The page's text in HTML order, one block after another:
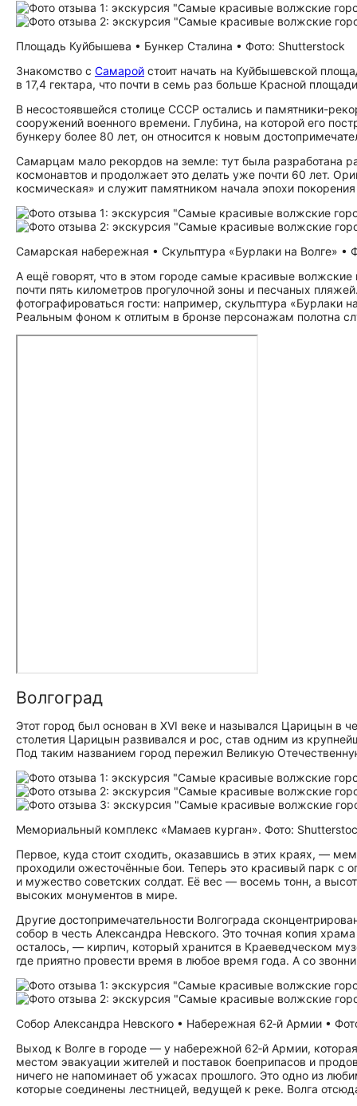
Площадь Куйбышева • Бункер Сталина • Фото: Shutterstock
Знакомство с Самарой стоит начать на Куйбышевской
в 17,4 гектара, что почти в семь раз больше Красной
В несостоявшейся столице СССР остались и памятники-
сооружений военного времени. Глубина, на которой его
бункеру более 80 лет, он относится к новым
Самарцам мало рекордов на земле: тут была разработана
космонавтов и продолжает это делать уже почти 60 лет.
космическая» и служит памятником начала эпохи
Самарская набережная • Скульптура «Бурлаки на Волге» •
А ещё говорят, что в этом городе самые красивые
почти пять километров прогулочной зоны и песчаных
фотографироваться гости: например, скульптура «Бурлаки
Реальным фоном к отлитым в бронзе персонажам полотна
Волгоград
Этот город был основан в XVI веке и назывался Царицын в
столетия Царицын развивался и рос, став одним из
Под таким названием город пережил Великую
Мемориальный комплекс «Мамаев курган». Фото:
Первое, куда стоит сходить, оказавшись в этих краях, —
проходили ожесточённые бои. Теперь это красивый парк с
и мужество советских солдат. Её вес — восемь тонн, а
высоких монументов в мире.
Другие до­сто­при­ме­ча­тель­но­сти Волгограда
собор в честь Александра Невского. Это точная копия
осталось, — кирпич, который хранится в Краеведческом
где приятно провести время в любое время года. А со
Собор Александра Невского • Набережная 62‑й Армии •
Выход к Волге в городе — у набережной 62‑й Армии,
местом эвакуации жителей и поставок боеприпасов и
ничего не напоминает об ужасах прошлого. Это одно из
которые соединены лестницей, ведущей к реке. Волга